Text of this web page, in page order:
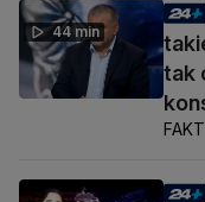
44 min
tak